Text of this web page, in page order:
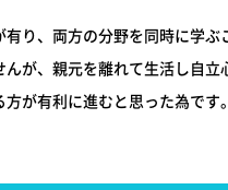
り、両方の分野を同時に学ぶ
が、親元を離れて生活し自
が有利に進むと思った為です。